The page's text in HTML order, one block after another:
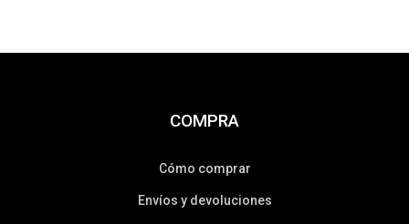
COMPRA
Cómo comprar
Envíos y devoluciones